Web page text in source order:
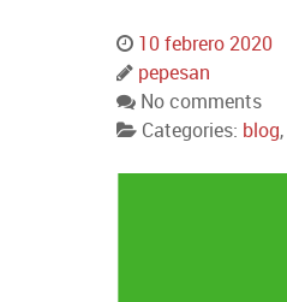
10 febrero 2020
pepesan
No comments
Categories: blog,